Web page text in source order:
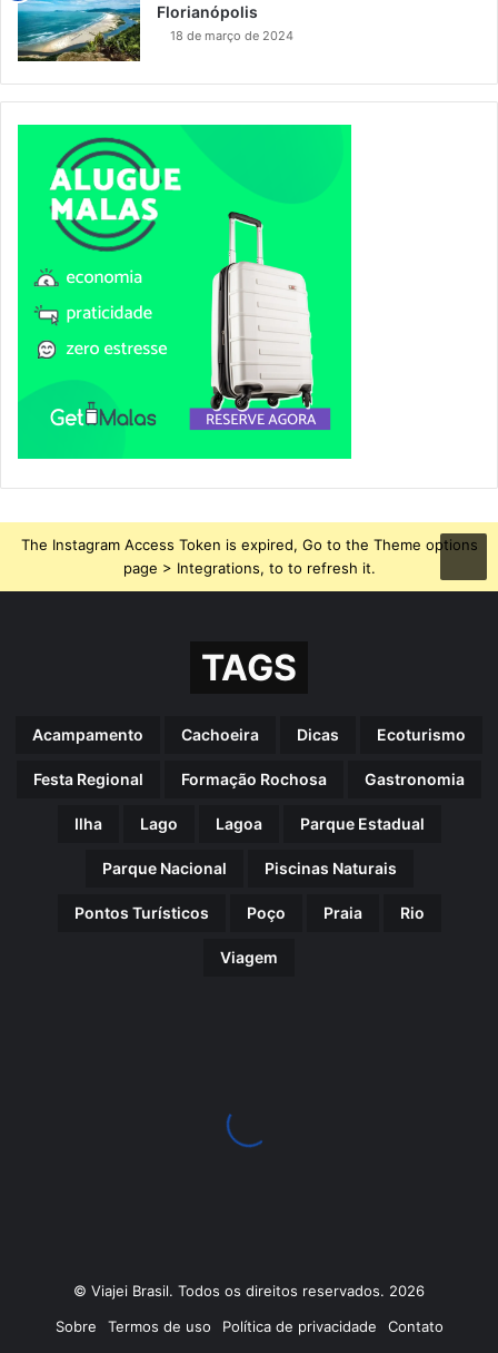
Florianópolis
18 de março de 2024
The Instagram Access Token is expired, Go to the Theme options
page > Integrations, to to refresh it.
TAGS
Acampamento Cachoeira Dicas Ecoturismo
Festa Regional Formação Rochosa Gastronomia
Ilha Lago Lagoa Parque Estadual
Parque Nacional Piscinas Naturais
Pontos Turísticos Poço Praia Rio
Viagem
© Viajei Brasil. Todos os direitos reservados. 2026
Sobre
Termos de uso Política de privacidade Contato